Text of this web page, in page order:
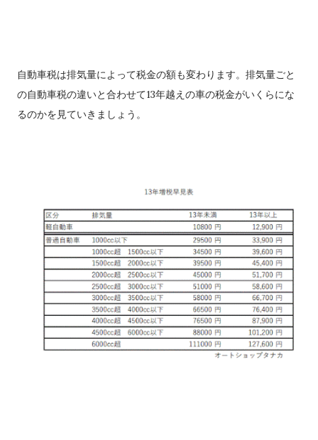
自動車税は排気量によって税金の額も変わります。排気量ごと
の自動車税の違いと合わせて13年越えの車の税金がいくらにな
るのかを見ていきましょう。